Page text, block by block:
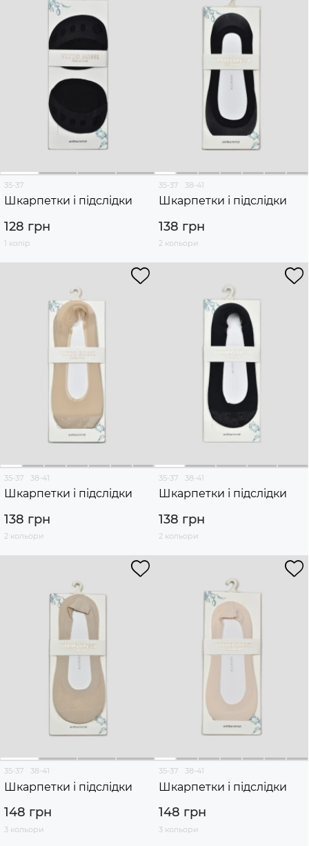
35-37
Шкарпетки і підслідки
128 грн
1 колір
35-37 38-41
Шкарпетки і підслідки
138 грн
2 кольори
35-37 38-41
Шкарпетки і підслідки
138 грн
2 кольори
35-37 38-41
Шкарпетки і підслідки
138 грн
2 кольори
35-37 38-41
Шкарпетки і підслідки
148 грн
3 кольори
35-37 38-41
Шкарпетки і підслідки
148 грн
3 кольори